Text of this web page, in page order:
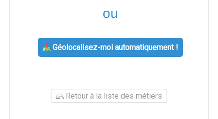
ou
Géolocalisez-moi automatiquement !
Retour à la liste des métiers